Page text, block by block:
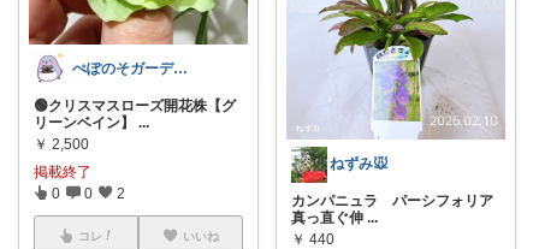
ぺぽのそガーデン(●´ω｀●)
🟢クリスマスローズ開花株【グ
リーンベイン】
...
￥ 2,500
掲載終了
0 0 2
コレ いいね
ねずみ🐭
カンパニュラ パーシフォリア
真っ直ぐ伸 ...
￥ 440